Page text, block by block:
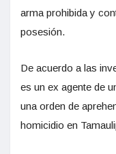
arma prohibida y
posesión.
De acuerdo a las
es un ex agente de
una orden de
homicidio en